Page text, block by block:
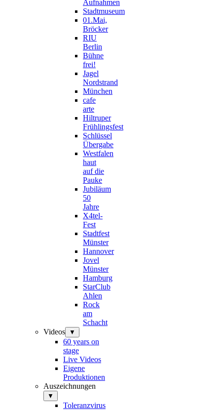
Aufnahmen
Stadtmuseum
01.Mai,
Bröcker
RIU
Berlin
Bühne
frei!
Jagel
Nordstrand
München
cafe
arte
Hiltruper
Frühlingsfest
Schlüssel
Übergabe
Westfalen
haut
auf die
Pauke
Jubiläum
50
Jahre
X4tel-
Fest
Stadtfest
Münster
Hannover
Jovel
Münster
Hamburg
StarClub
Ahlen
Rock
am
Schacht
Videos
▼
60 years on
stage
Live Videos
Eigene
Produktionen
Auszeichnungen
▼
Toleranzvirus